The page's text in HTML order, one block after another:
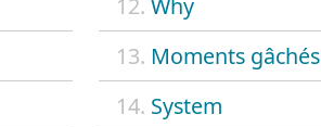
12. Why
13. Moments gâchés
14. System